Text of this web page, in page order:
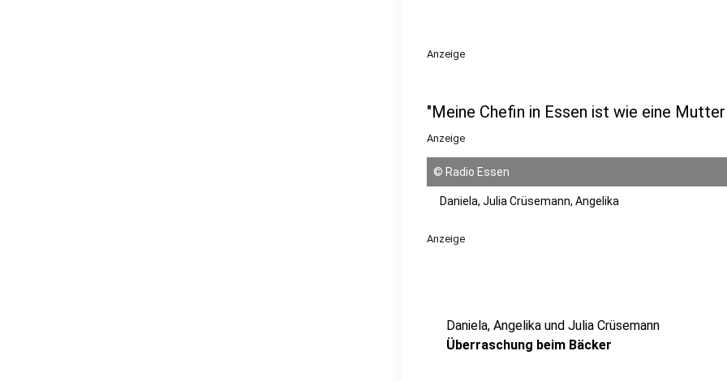
Anzeige
"Meine Chefin in Essen ist wie eine
Anzeige
© Radio Essen
Daniela, Julia Crüsemann, Angelika
Anzeige
Daniela, Angelika und Julia Crüsemann
Überraschung beim Bäcker